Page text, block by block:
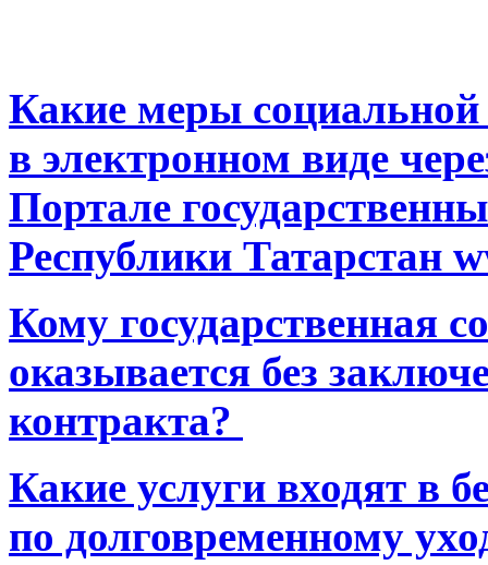
Какие меры
в электронном виде
Портале
Республики Татарстан
Кому государственная
оказывается без
контракта?
Какие услуги входят в
по долговременному